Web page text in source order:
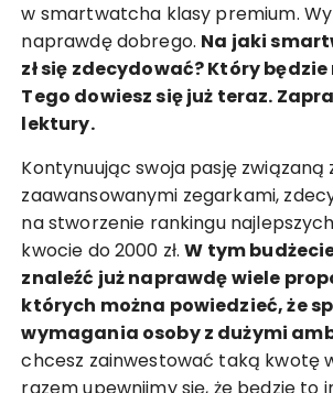
w smartwatcha klasy premium.
naprawdę dobrego. Na jaki
zł się zdecydować? Który
Tego dowiesz się już teraz.
lektury.
Kontynuując swoja pasję związaną
zaawansowanymi zegarkami,
na stworzenie rankingu
kwocie do 2000 zł.W tym
znaleźć już naprawdę wiele
których można powiedzieć, że
wymagania osoby z dużymi
chcesz zainwestować taką kwotę